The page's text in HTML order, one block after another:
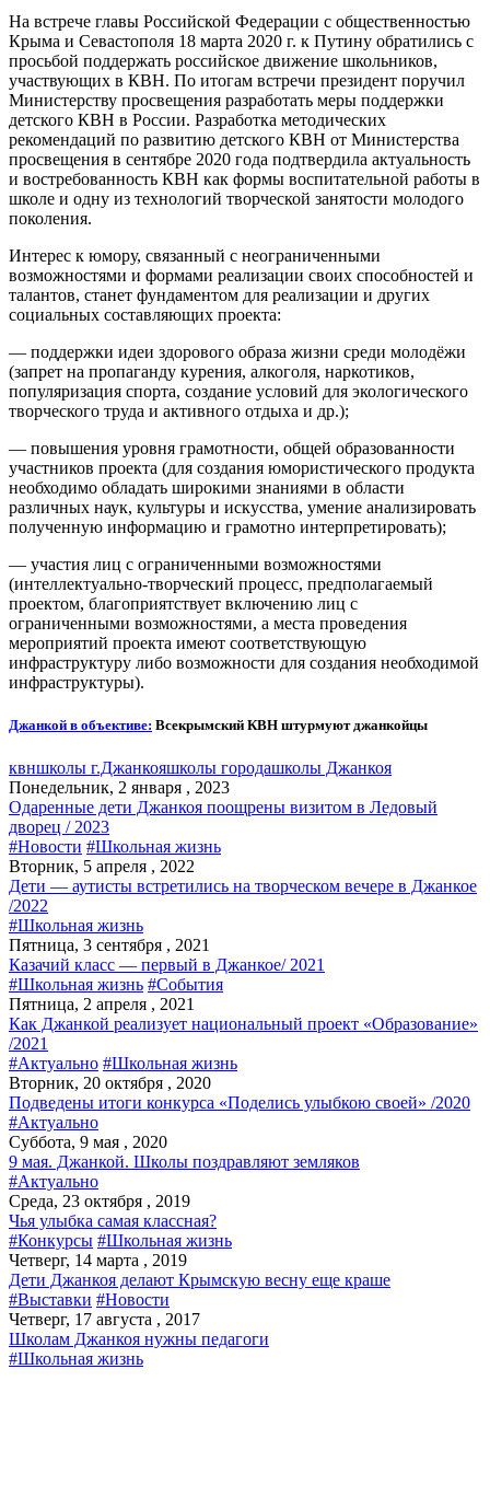
На встрече главы Российской Федерации с общественностью
Крыма и Севастополя 18 марта 2020 г. к Путину обратились с
просьбой поддержать российское движение школьников,
участвующих в КВН. По итогам встречи президент поручил
Министерству просвещения разработать меры поддержки
детского КВН в России. Разработка методических
рекомендаций по развитию детского КВН от Министерства
просвещения в сентябре 2020 года подтвердила актуальность
и востребованность КВН как формы воспитательной работы в
школе и одну из технологий творческой занятости молодого
поколения.
Интерес к юмору, связанный с неограниченными
возможностями и формами реализации своих способностей и
талантов, станет фундаментом для реализации и других
социальных составляющих проекта:
— поддержки идеи здорового образа жизни среди молодёжи
(запрет на пропаганду курения, алкоголя, наркотиков,
популяризация спорта, создание условий для экологического
творческого труда и активного отдыха и др.);
— повышения уровня грамотности, общей образованности
участников проекта (для создания юмористического продукта
необходимо обладать широкими знаниями в области
различных наук, культуры и искусства, умение анализировать
полученную информацию и грамотно интерпретировать);
— участия лиц с ограниченными возможностями
(интеллектуально-творческий процесс, предполагаемый
проектом, благоприятствует включению лиц с
ограниченными возможностями, а места проведения
мероприятий проекта имеют соответствующую
инфраструктуру либо возможности для создания необходимой
инфраструктуры).
Джанкой в объективе: Всекрымский КВН штурмуют джанкойцы
квншколы г.Джанкояшколы городашколы Джанкоя
Понедельник, 2 января , 2023
Одаренные дети Джанкоя поощрены визитом в Ледовый
дворец / 2023
#Новости #Школьная жизнь
Вторник, 5 апреля , 2022
Дети — аутисты встретились на творческом вечере в Джанкое
/2022
#Школьная жизнь
Пятница, 3 сентября , 2021
Казачий класс — первый в Джанкое/ 2021
#Школьная жизнь #События
Пятница, 2 апреля , 2021
Как Джанкой реализует национальный проект «Образование»
/2021
#Актуально #Школьная жизнь
Вторник, 20 октября , 2020
Подведены итоги конкурса «Поделись улыбкою своей» /2020
#Актуально
Суббота, 9 мая , 2020
9 мая. Джанкой. Школы поздравляют земляков
#Актуально
Среда, 23 октября , 2019
Чья улыбка самая классная?
#Конкурсы #Школьная жизнь
Четверг, 14 марта , 2019
Дети Джанкоя делают Крымскую весну еще краше
#Выставки #Новости
Четверг, 17 августа , 2017
Школам Джанкоя нужны педагоги
#Школьная жизнь